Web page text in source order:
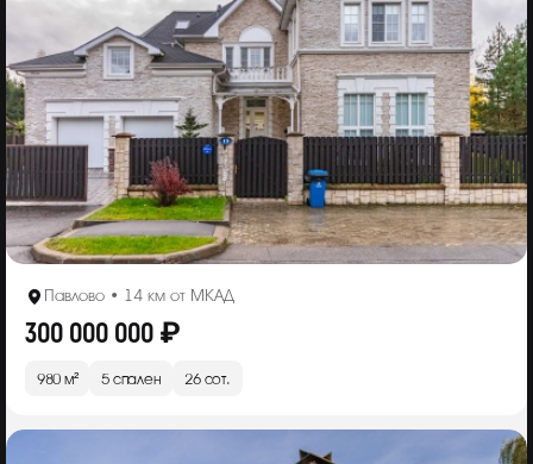
Павлово • 14 км от МКАД
300 000 000 ₽
980 м² 5 спален 26 сот.